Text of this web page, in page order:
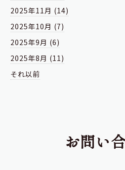
2025年11月 (14)
2025年10月 (7)
2025年9月 (6)
2025年8月 (11)
それ以前
お問い